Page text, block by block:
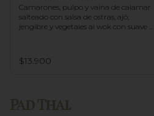
Camarones, pulpo y vaina de calamar
salteado con salsa de ostras, ajó,
jengibre y vegetales al wok con suave
$13.900